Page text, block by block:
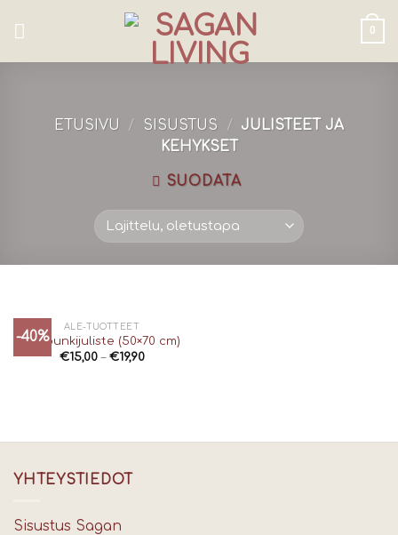
0
ETUSIVU / SISUSTUS /
JULISTEET JA
KEHYKSET
SUODATA
-40%
ALE-TUOTTEET
Kaupunkijuliste (50×70 cm)
€15,00– €19,90
YHTEYSTIEDOT
Sisustus Sagan